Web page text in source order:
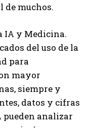
muchos.
IA y Medicina.
del uso de la
para
mayor
siempre y
datos y cifras
pueden analizar